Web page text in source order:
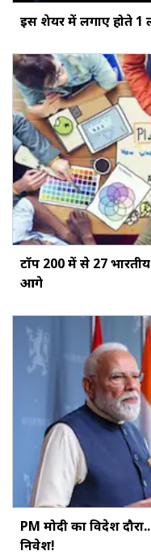
इस शेयर में लगाए होते
टॉप 200 में से 27
आगे
PM मोदी का विदेश
निवेश!